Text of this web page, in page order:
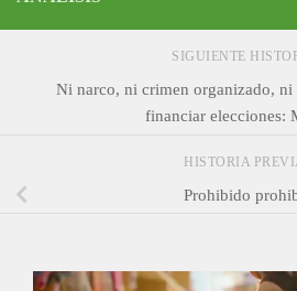
SIGUIENTE
Ni narco, ni crimen organizado, ni
financiar elecciones:
HISTORIA
Prohibido